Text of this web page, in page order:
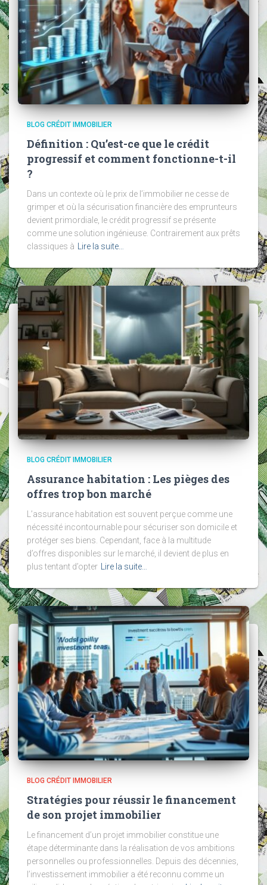
BLOG CRÉDIT IMMOBILIER
Définition : Qu’est-ce que le crédit
progressif et comment fonctionne-t-il
?
Dans un contexte où le prix de l’immobilier ne cesse de
grimper et où la sécurisation financière des emprunteurs
devient primordiale, le crédit progressif se présente
comme une solution ingénieuse. Contrairement aux prêts
classiques à Lire la suite…
BLOG CRÉDIT IMMOBILIER
Assurance habitation : Les pièges des
offres trop bon marché
L’assurance habitation est souvent perçue comme une
nécessité incontournable pour sécuriser son domicile et
protéger ses biens. Cependant, face à la multitude
d’offres disponibles sur le marché, il devient de plus en
plus tentant d’opter Lire la suite…
BLOG CRÉDIT IMMOBILIER
Stratégies pour réussir le financement
de son projet immobilier
Le financement d’un projet immobilier constitue une
étape déterminante dans la réalisation de vos ambitions
personnelles ou professionnelles. Depuis des décennies,
l’investissement immobilier a été reconnu comme un